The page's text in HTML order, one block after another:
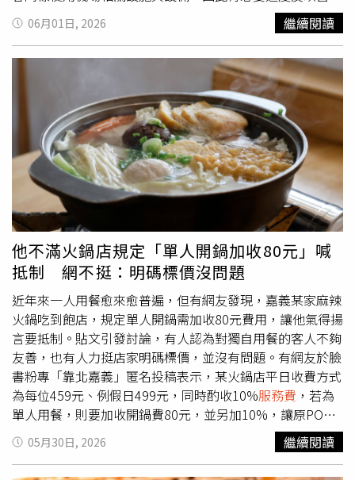
成本。根據公告內容，第一階段調整將自今年9月1日起實施
至117年8月31日止，期間每名轉機過境旅客須繳納750元；
第二階段則自117年9月1日起正式調升至1000元。交通部指
出，轉機過境設施使用費自112年3月起開始徵收，目前每
位旅客收費500元。相關收入將由桃園國際機場公司及交通
部民用航空局運用，不需再提撥部分經費至觀光發展基金。
根據統計資料，114年桃園國際機場轉機及過境旅客人數約
達690萬人次，現行500元費率下，相關收入約17億元；高
雄國際機場則約有3.4萬人次轉機過境旅客，收入約850萬
元。交通部進一步表示，若依114年旅運量推估，第一階段
費率調整後，桃園機場公司每年可增加約8.5億元收入，民
航局則可增加約425萬元收入，有助支應未來機場建設及營
運需求。除了轉機過境設施使用費外，出境旅客隨機票收取
的機場服務費也將同步調整，同樣採取兩階段調漲方式，由
現行500元提高至750元，並於117年9月再調升至1000元。
06月01日, 2026 繼續閱讀
他不滿火鍋店規定「單人開鍋加收80元」喊
抵制 網不挺：明碼標價沒問題
近年來一人用餐愈來愈普遍，但有網友發現，嘉義某家麻辣
火鍋吃到飽店，規定單人開鍋需加收80元費用，讓他氣得揚
言要抵制。貼文引發討論，有人認為對獨自用餐的客人不夠
友善，也有人力挺店家明碼標價，並沒有問題。有網友於臉
書粉專「靠北嘉義」匿名投稿表示，某火鍋店平日收費方式
為每位459元、例假日499元，同時酌收10%服務費 ，若為
單人用餐，則要加收開鍋費80元，並另加10%，讓原PO忍
不住吐槽，「嫌賺少就漲價就好，還收單人開鍋80元，開鍋
費是什麽鬼？不合理！」還在附上的圖片中用紅字寫上「唯
05月30日, 2026 繼續閱讀